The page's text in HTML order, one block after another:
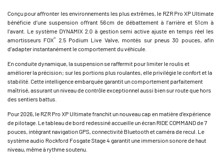
Conçu pour affronter les environnements les plus extrêmes, le RZR Pro XP Ultimate
bénéficie d’une suspension offrant 56 cm de débattement à l’arrière et 51 cm à
l’avant. Le système DYNAMIX 2.0 à gestion semi active ajuste en temps réel les
amortisseurs FOX® 2.5 Podium Live Valve, montés sur pneus 30 pouces, afin
d’adapter instantanément le comportement du véhicule.
En conduite dynamique, la suspension se raffermit pour limiter le roulis et
améliorer la précision ; sur les portions plus roulantes, elle privilégie le confort et la
stabilité. Cette intelligence embarquée garantit un comportement parfaitement
maîtrisé, assurant un niveau de contrôle exceptionnel aussi bien sur route que hors
des sentiers battus.
Pour 2026, le RZR Pro XP Ultimate franchit un nouveau cap en matière d’expérience
de pilotage. Le tableau de bord redessiné accueille un écran RIDE COMMAND de 7
pouces, intégrant navigation GPS, connectivité Bluetooth et caméra de recul. Le
système audio Rockford Fosgate Stage 4 garantit une immersion sonore de haut
niveau, même à rythme soutenu.